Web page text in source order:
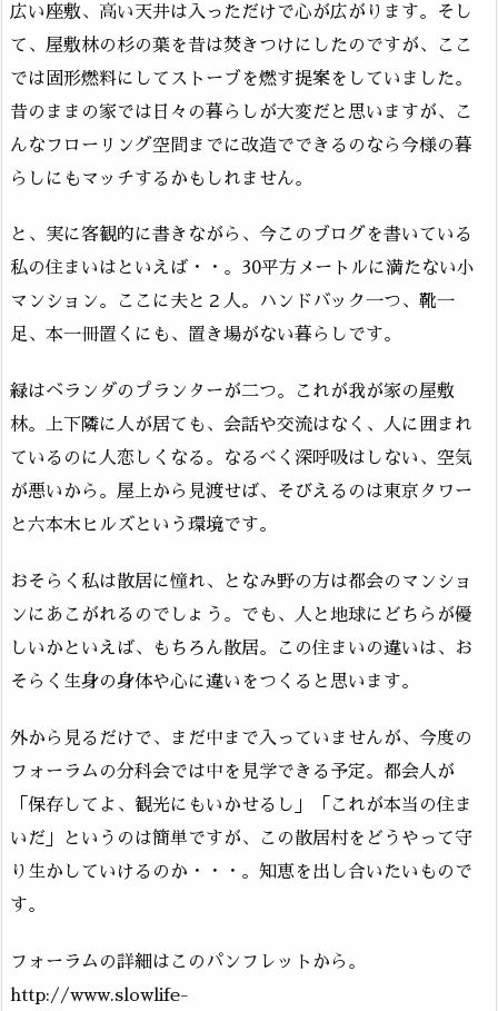
広い座敷、高い天井は入っただけで心が広がります。そし
て、屋敷林の杉の葉を昔は焚きつけにしたのですが、ここ
では固形燃料にしてストーブを燃す提案をしていました。
昔のままの家では日々の暮らしが大変だと思いますが、こ
んなフローリング空間までに改造でできるのなら今様の暮
らしにもマッチするかもしれません。
と、実に客観的に書きながら、今このブログを書いている
私の住まいはといえば・・。30平方メートルに満たない小
マンション。ここに夫と２人。ハンドバック一つ、靴一
足、本一冊置くにも、置き場がない暮らしです。
緑はベランダのプランターが二つ。これが我が家の屋敷
林。上下隣に人が居ても、会話や交流はなく、人に囲まれ
ているのに人恋しくなる。なるべく深呼吸はしない、空気
が悪いから。屋上から見渡せば、そびえるのは東京タワー
と六本木ヒルズという環境です。
おそらく私は散居に憧れ、となみ野の方は都会のマンショ
ンにあこがれるのでしょう。でも、人と地球にどちらが優
しいかといえば、もちろん散居。この住まいの違いは、お
そらく生身の身体や心に違いをつくると思います。
外から見るだけで、まだ中まで入っていませんが、今度の
フォーラムの分科会では中を見学できる予定。都会人が
「保存してよ、観光にもいかせるし」「これが本当の住ま
いだ」というのは簡単ですが、この散居村をどうやって守
り生かしていけるのか・・・。知恵を出し合いたいもので
す。
フォーラムの詳細はこのパンフレットから。
http://www.slowlife-